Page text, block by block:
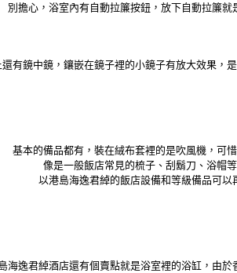
別擔心，浴室內有自動拉簾按鈕，放下自動拉簾就
有鏡中鏡，鑲嵌在鏡子裡的小鏡子有放大效果，
基本的備品都有，裝在絨布套裡的是吹風機，可
像是一般飯店常見的梳子、刮鬍刀、浴帽
以港島海逸君綽的飯店設備和等級備品可以
海逸君綽酒店還有個賣點就是浴室裡的浴缸，由於